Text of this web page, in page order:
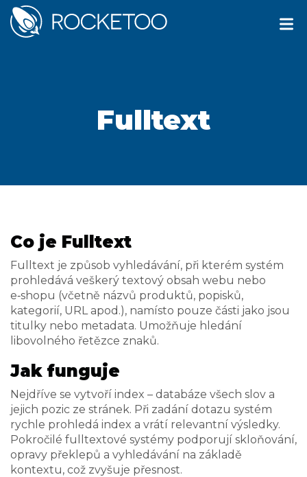
Fulltext
Co je Fulltext
Fulltext je způsob vyhledávání, při kterém systém
prohledává veškerý textový obsah webu nebo
e‑shopu (včetně názvů produktů, popisků,
kategorií, URL apod.), namísto pouze části jako jsou
titulky nebo metadata. Umožňuje hledání
libovolného řetězce znaků.
Jak funguje
Nejdříve se vytvoří index – databáze všech slov a
jejich pozic ze stránek. Při zadání dotazu systém
rychle prohledá index a vrátí relevantní výsledky.
Pokročilé fulltextové systémy podporují skloňování,
opravy překlepů a vyhledávání na základě
kontextu, což zvyšuje přesnost.